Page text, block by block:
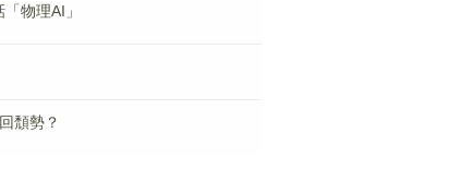
物理AI」
頹勢？